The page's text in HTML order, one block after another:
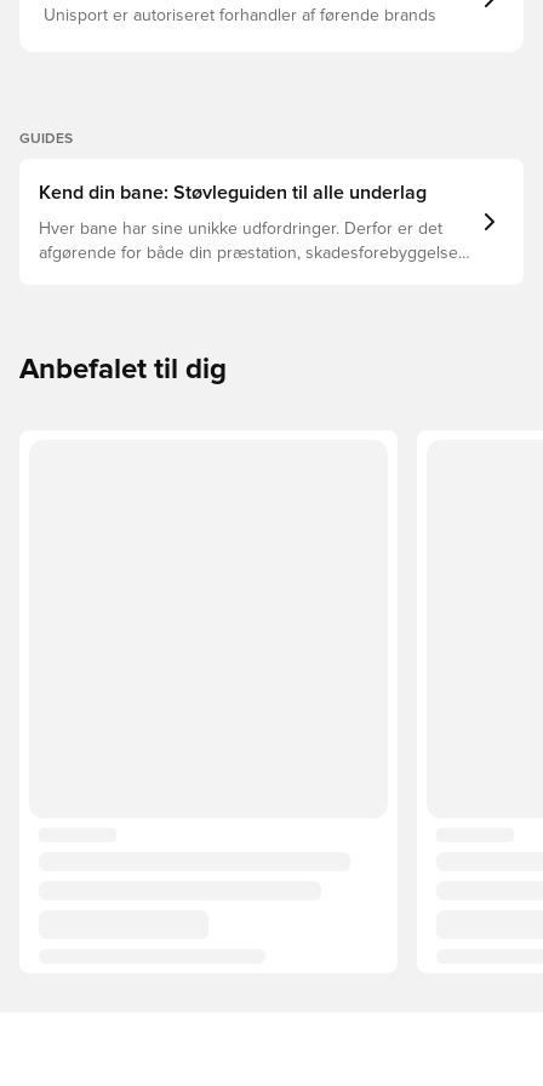
Unisport er autoriseret forhandler af førende brands
GUIDES
Kend din bane: Støvleguiden til alle underlag
Hver bane har sine unikke udfordringer. Derfor er det
afgørende for både din præstation, skadesforebyggelse
Anbefalet til dig